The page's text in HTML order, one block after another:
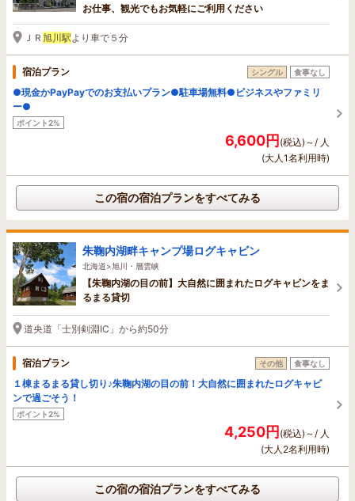
お仕事、観光でもお気軽にご利用ください
ＪＲ 旭川駅 より車で５分
宿泊プラン シングル 食事なし
●現金かPayPayでのお支払いプラン●駐車場無料●ビジネスやファミリ
ー●
ポイント2%
6,600円(税込)～/ 人
(大人1名利用時)
この宿の宿泊プランをすべてみる
朱鞠内湖畔キャンプ場ログキャビン
北海道>旭川・層雲峡
【朱鞠内湖の目の前】大自然に囲まれたログキャビンをま
るまる貸切
道央道「士別剣淵IC」から約50分
宿泊プラン その他 食事なし
１棟まるまる貸し切り♪朱鞠内湖の目の前！大自然に囲まれたログキャビ
ンで過ごそう！
ポイント2%
4,250円(税込)～/ 人
(大人2名利用時)
この宿の宿泊プランをすべてみる